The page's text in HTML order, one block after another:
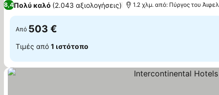
8,4Πολύ καλό (2.043 αξιολογήσεις) 1.2 χλμ. από: Πύργος του Άιφελ
Από 503 €
Τιμές από 1 ιστότοπο